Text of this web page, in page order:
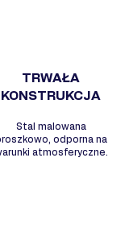
TRWAŁA
KONSTRUKCJA
Stal malowana
odporna na
atmosferyczne.